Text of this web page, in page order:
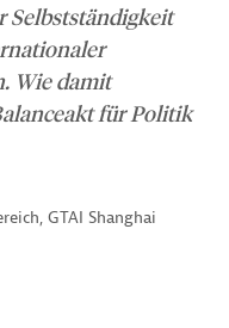
Selbstständigkeit
Wie damit
für Politik
GTAI Shanghai